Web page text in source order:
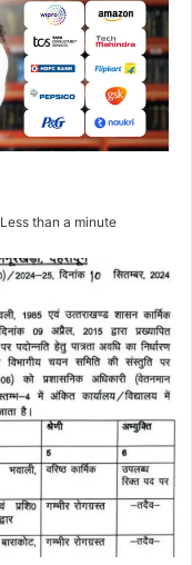
Less than a minute